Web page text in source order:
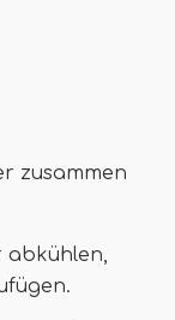
zusammen
abkühlen,